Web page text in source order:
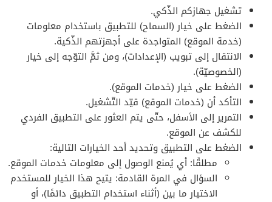
تشغيل جهازكم الذّكي.
الضغط على خيار (السماح) للتطبيق باستخدام معلومات
(خدمة الموقع) المتواجدة على أجهزتهم الذّكية.
الانتقال إلى تبويب (الإعدادات)، ومن ثمَّ التوّجه إلى خيار
(الخصوصيّة).
الضغط على خيار (خدمات الموقع).
التأكد أن (خدمات الموقع) قيّد التّشغيل.
التمرير إلى الأسفل، حتّى يتم العثور على التطبيق الفردي
للكشف عن الموقع.
الضغط على التطبيق وتحديد أحد الخيارات التالية:
مطلقًا: أي يُمنع الوصول إلى معلومات خدمات الموقع.
السؤال في المرة القادمة: يتيح هذا الخيار للمستخدم
الاختيار ما بين (أثناء استخدام التطبيق دائمًا)، أو